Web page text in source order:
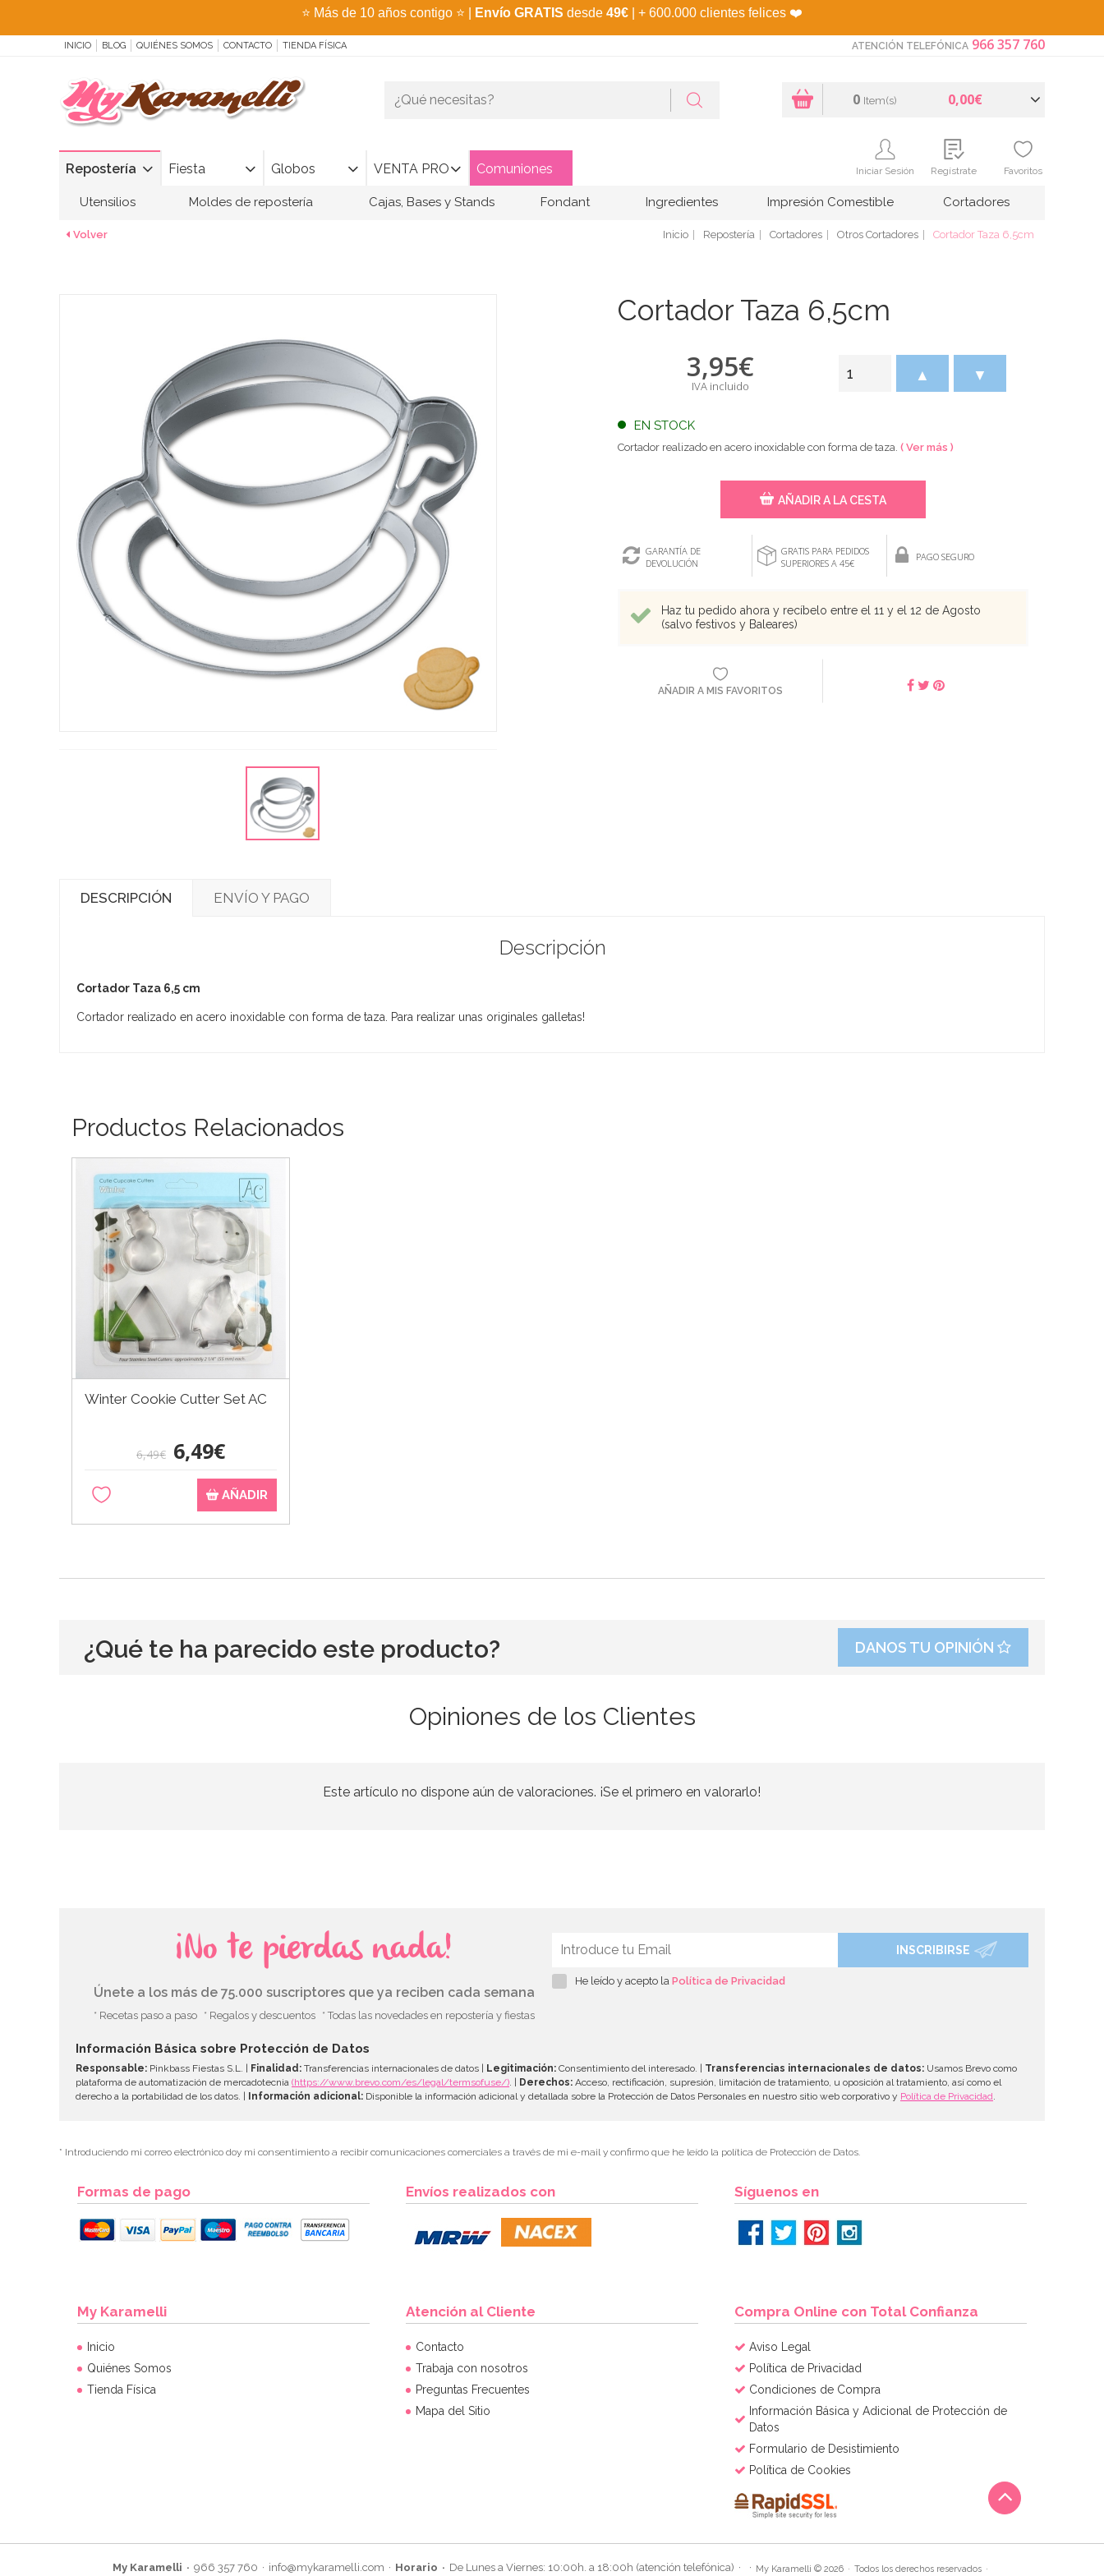
⭐ Más de 10 años contigo ⭐ Envío GRATIS desde 49€ | + 600.000 clientes felices ❤️
INICIO BLOG QUIÉNES SOMOS CONTACTO TIENDA FÍSICA ATENCIÓN TELEFÓNICA 966 357 760
Repostería Fiesta Globos VENTA PRO Comuniones
0 Item(s) 0,00€
Iniciar Sesión Regístrate Favoritos
Utensilios Moldes de repostería Cajas, Bases y Stands Fondant Ingredientes Impresión Comestible Cortadores
Volver Inicio Repostería Cortadores Otros Cortadores Cortador Taza 6,5cm
Cortador Taza 6,5cm
3,95€
IVA incluido
EN STOCK
▲ ▼
Cortador realizado en acero inoxidable con forma de taza. ( Ver más )
AÑADIR A LA CESTA
GARANTÍA DE
DEVOLUCIÓN
GRATIS PARA PEDIDOS
SUPERIORES A 45€
PAGO SEGURO
Haz tu pedido ahora y recíbelo entre el 11 y el 12 de Agosto
(salvo festivos y Baleares)
AÑADIR A MIS FAVORITOS
DESCRIPCIÓN ENVÍO Y PAGO
Descripción
Cortador Taza 6,5 cm
Cortador realizado en acero inoxidable con forma de taza. Para realizar unas originales galletas!
Productos Relacionados
Winter Cookie Cutter Set AC
6,49€ 6,49€
AÑADIR
¿Qué te ha parecido este producto? DANOS TU OPINIÓN
Opiniones de los Clientes
Este artículo no dispone aún de valoraciones. ¡Se el primero en valorarlo!
¡No te pierdas nada!
Únete a los más de 75.000 suscriptores que ya reciben cada semana
* Recetas paso a paso * Regalos y descuentos * Todas las novedades en repostería y fiestas
INSCRIBIRSE
He leído y acepto la Política de Privacidad
Información Básica sobre Protección de Datos
Responsable: Pinkbass Fiestas S.L. | Finalidad: Transferencias internacionales de datos | Legitimación: Consentimiento del interesado. | Transferencias internacionales de datos: Usamos Brevo como
plataforma de automatización de mercadotecnia (https://www.brevo.com/es/legal/termsofuse/) . | Derechos: Acceso, rectificación, supresión, limitación de tratamiento, u oposición al tratamiento, así como el
derecho a la portabilidad de los datos. | Información adicional: Disponible la información adicional y detallada sobre la Protección de Datos Personales en nuestro sitio web corporativo y Política de Privacidad
* Introduciendo mi correo electrónico doy mi consentimiento a recibir comunicaciones comerciales a través de mi e-mail y confirmo que he leído la política de Protección de Datos.
Formas de pago Envíos realizados con Síguenos en
My Karamelli
Inicio
Quiénes Somos
Tienda Física
Atención al Cliente
Contacto
Trabaja con nosotros
Preguntas Frecuentes
Mapa del Sitio
Compra Online con Total Confianza
Aviso Legal
Política de Privacidad
Condiciones de Compra
Información Básica y Adicional de Protección de
Datos
Formulario de Desistimiento
Política de Cookies
My Karamelli 966 357 760 info@mykaramelli.com Horario De Lunes a Viernes: 10:00h. a 18:00h (atención telefónica) My Karamelli © 2026 Todos los derechos reservados